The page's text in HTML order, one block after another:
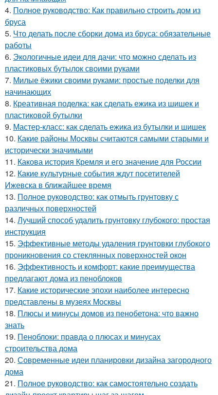
4. Полное руководство: Как правильно строить дом из
бруса
5. Что делать после сборки дома из бруса: обязательные
работы
6. Экологичные идеи для дачи: что можно сделать из
пластиковых бутылок своими руками
7. Милые ёжики своими руками: простые поделки для
начинающих
8. Креативная поделка: как сделать ежика из шишек и
пластиковой бутылки
9. Мастер-класс: как сделать ежика из бутылки и шишек
10. Какие районы Москвы считаются самыми старыми и
исторически значимыми
11. Какова история Кремля и его значение для России
12. Какие культурные события ждут посетителей
Ижевска в ближайшее время
13. Полное руководство: как отмыть грунтовку с
различных поверхностей
14. Лучший способ удалить грунтовку глубокого: простая
инструкция
15. Эффективные методы удаления грунтовки глубокого
проникновения со стеклянных поверхностей окон
16. Эффективность и комфорт: какие преимущества
предлагают дома из пеноблоков
17. Какие исторические эпохи наиболее интересно
представлены в музеях Москвы
18. Плюсы и минусы домов из пенобетона: что важно
знать
19. Пеноблоки: правда о плюсах и минусах
строительства дома
20. Современные идеи планировки дизайна загородного
дома
21. Полное руководство: как самостоятельно создать